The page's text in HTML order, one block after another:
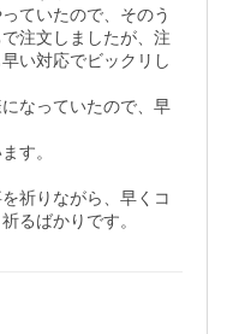
ていたので、そのう
注文しましたが、注
い対応でビックリし
なっていたので、早
す。
祈りながら、早くコ
るばかりです。